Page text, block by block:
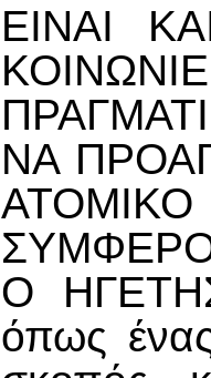
ΕΙΝΑΙ
ΝΑ
Ο ΗΓΕΤΗΣ
όπως